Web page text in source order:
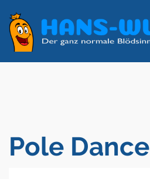
Pole Dance